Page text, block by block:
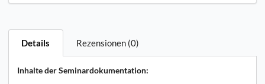
Details Rezensionen (0)
Inhalte der Seminardokumentation: